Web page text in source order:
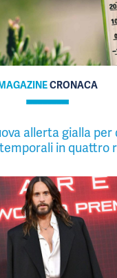
CRONACA
allerta gialla per
in quattro